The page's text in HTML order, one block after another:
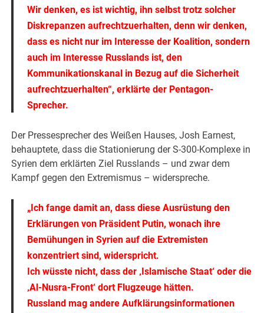
Wir denken, es ist wichtig, ihn selbst trotz solcher
Diskrepanzen aufrechtzuerhalten, denn wir denken,
dass es nicht nur im Interesse der Koalition, sondern
auch im Interesse Russlands ist, den
Kommunikationskanal in Bezug auf die Sicherheit
aufrechtzuerhalten“, erklärte der Pentagon-
Sprecher.
Der Pressesprecher des Weißen Hauses, Josh Earnest,
behauptete, dass die Stationierung der S-300-Komplexe in
Syrien dem erklärten Ziel Russlands – und zwar dem
Kampf gegen den Extremismus – widerspreche.
„Ich fange damit an, dass diese Ausrüstung den
Erklärungen von Präsident Putin, wonach ihre
Bemühungen in Syrien auf die Extremisten
konzentriert sind, widerspricht.
Ich wüsste nicht, dass der ‚Islamische Staat‘ oder die
‚Al-Nusra-Front‘ dort Flugzeuge hätten.
Russland mag andere Aufklärungsinformationen